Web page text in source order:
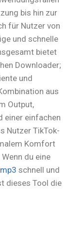
bis hin zur
für Nutzer von
und schnelle
bietet
Downloader;
und
aus
Output,
einer einfachen
Nutzer TikTok-
Komfort
du eine
schnell und
dieses Tool die